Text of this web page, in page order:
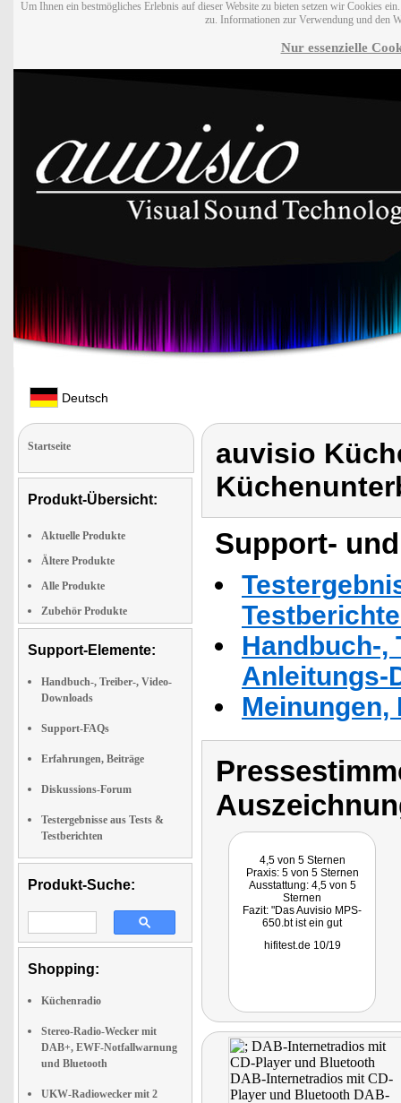
Um Ihnen ein bestmögliches Erlebnis auf dieser Website zu bieten setzen wir Cookies
zu. Informationen zur Verwendung und den
Nur essenzielle
Deutsch
Startseite
Produkt-Übersicht:
Aktuelle Produkte
Ältere Produkte
Alle Produkte
Zubehör Produkte
Support-Elemente:
Handbuch-, Treiber-, Video-
Downloads
Support-FAQs
Erfahrungen, Beiträge
Diskussions-Forum
Testergebnisse aus Tests &
Testberichten
Produkt-Suche:
Shopping:
Küchenradio
Stereo-Radio-Wecker mit
DAB+, EWF-Notfallwarnung
und Bluetooth
UKW-Radiowecker mit 2
auvisio
Support-
Handbuch-,
Anleitungs-
4,5 von 5 Sternen
Praxis: 5 von 5 Sternen
Ausstattung: 4,5 von 5
Sternen
Fazit: "Das Auvisio MPS-
650.bt ist ein gut
Küchenradio mit Bluetooth
hifitest.de 10/19